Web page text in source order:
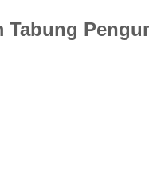
Tabung